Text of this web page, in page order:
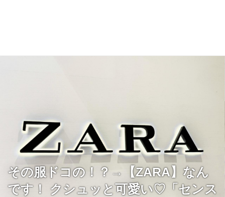
その服ドコの！？→【ZARA】なん
です！ クシュッと可愛い♡「センス